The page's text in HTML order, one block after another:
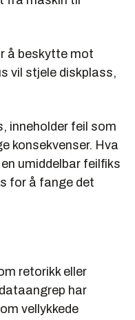
å beskytte mot
vil stjele diskplass,
inneholder feil som
konsekvenser. Hva
umiddelbar feilfiks
for å fange det
retorikk eller
har
vellykkede